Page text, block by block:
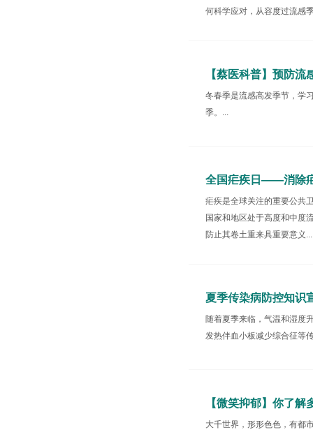
何科学应对，从容度过流感
【蔡医科普】预防流
冬春季是流感高发季节，学
季。...
全国疟疾日——消除
疟疾是全球关注的重要公共
国家和地区处于高度和中度
防止其卷土重来具重要意义...
夏季传染病防控知识
随着夏季来临，气温和湿度
发热伴血小板减少综合征等
【微笑抑郁】你了解
大千世界，形形色色，有都